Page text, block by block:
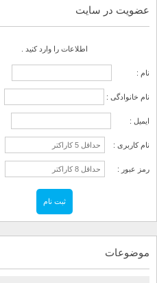
عضویت در سایت
اطلاعات را وارد کنید .
نام :
نام خانوادگی :
ایمیل :
نام کاربری :
رمز عبور :
موضوعات